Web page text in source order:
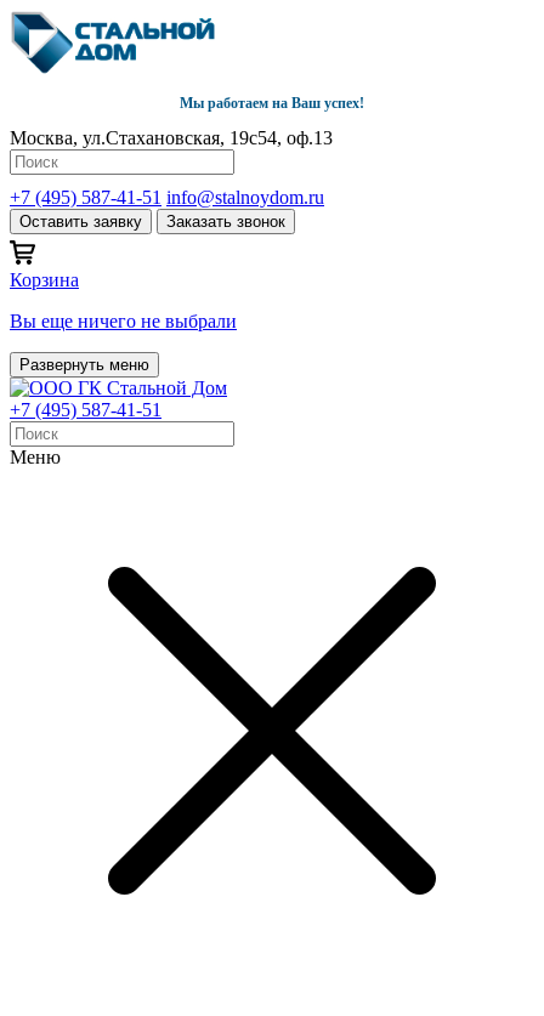
Мы работаем на Ваш успех!
Москва, ул.Стахановская, 19с54, оф.13
+7 (495) 587-41-51 info@stalnoydom.ru
Оставить заявку Заказать звонок
Корзина
Вы еще ничего не выбрали
Развернуть меню
+7 (495) 587-41-51
Меню